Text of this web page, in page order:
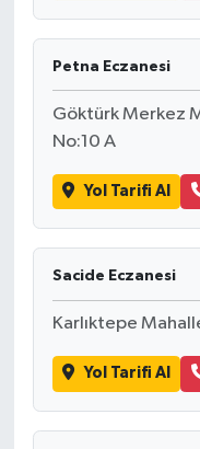
Petna Eczanesi
Göktürk Merkez
No:10 A
Yol Tarifi Al
Sacide Eczanesi
Karlıktepe
Yol Tarifi Al